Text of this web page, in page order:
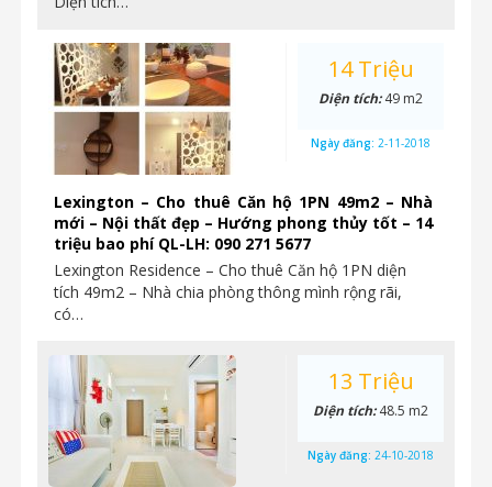
Lexington – Cho thuê Căn hộ 1PN 49m2 – Nhà
mới – Nội thất đẹp – Hướng phong thủy tốt – 14
triệu bao phí QL-LH: 090 271 5677
Lexington Residence – Cho thuê Căn hộ 1PN diện
tích 49m2 – Nhà chia phòng thông mình rộng rãi,
có…
14 Triệu
Diện tích:49 m2
Ngày đăng: 2-11-2018
13 Triệu
Diện tích:48.5 m2
Ngày đăng: 24-10-2018